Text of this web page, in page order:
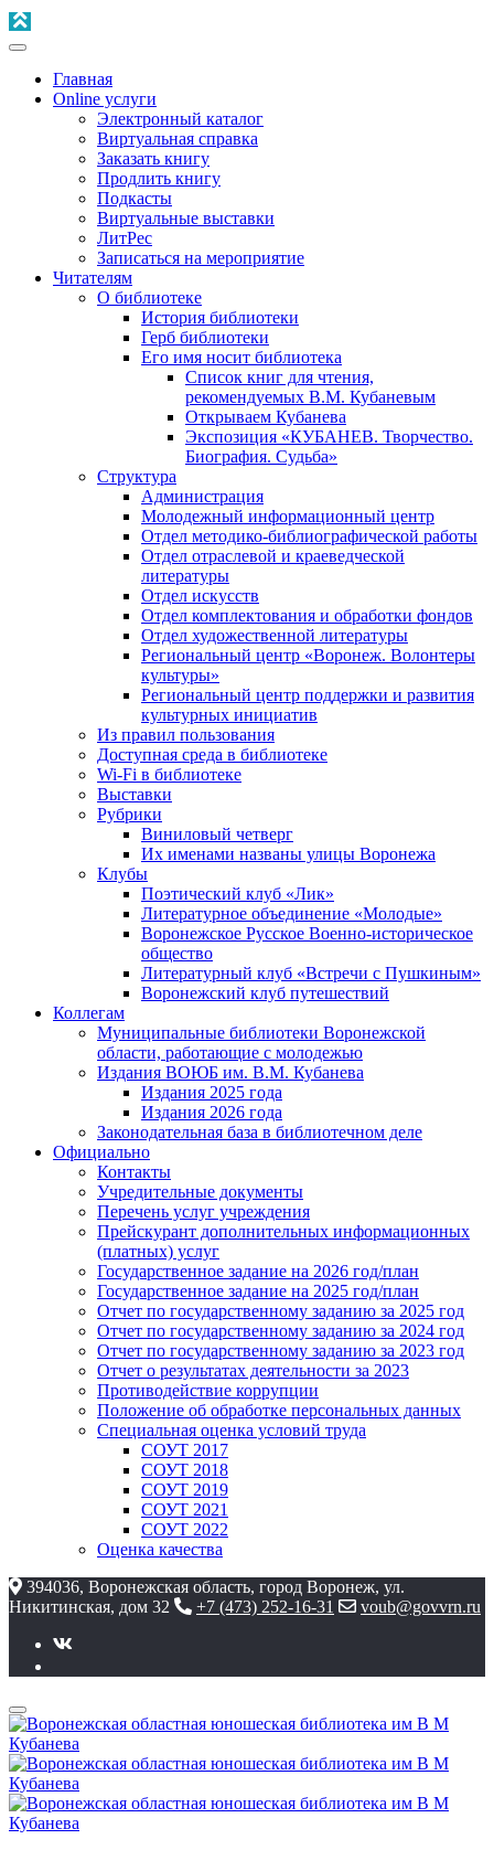
Главная
Online услуги
Электронный каталог
Виртуальная справка
Заказать книгу
Продлить книгу
Подкасты
Виртуальные выставки
ЛитРес
Записаться на мероприятие
Читателям
О библиотеке
История библиотеки
Герб библиотеки
Его имя носит библиотека
Список книг для чтения,
рекомендуемых В.М. Кубаневым
Открываем Кубанева
Экспозиция «КУБАНЕВ. Творчество.
Биография. Судьба»
Структура
Администрация
Молодежный информационный центр
Отдел методико-библиографической работы
Отдел отраслевой и краеведческой
литературы
Отдел искусств
Отдел комплектования и обработки фондов
Отдел художественной литературы
Региональный центр «Воронеж. Волонтеры
культуры»
Региональный центр поддержки и развития
культурных инициатив
Из правил пользования
Доступная среда в библиотеке
Wi-Fi в библиотеке
Выставки
Рубрики
Виниловый четверг
Их именами названы улицы Воронежа
Клубы
Поэтический клуб «Лик»
Литературное объединение «Молодые»
Воронежское Русское Военно-историческое
общество
Литературный клуб «Встречи с Пушкиным»
Воронежский клуб путешествий
Коллегам
Муниципальные библиотеки Воронежской
области, работающие с молодежью
Издания ВОЮБ им. В.М. Кубанева
Издания 2025 года
Издания 2026 года
Законодательная база в библиотечном деле
Официально
Контакты
Учредительные документы
Перечень услуг учреждения
Прейскурант дополнительных информационных
(платных) услуг
Государственное задание на 2026 год/план
Государственное задание на 2025 год/план
Отчет по государственному заданию за 2025 год
Отчет по государственному заданию за 2024 год
Отчет по государственному заданию за 2023 год
Отчет о результатах деятельности за 2023
Противодействие коррупции
Положение об обработке персональных данных
Специальная оценка условий труда
СОУТ 2017
СОУТ 2018
СОУТ 2019
СОУТ 2021
СОУТ 2022
Оценка качества
394036, Воронежская область, город Воронеж, ул.
Никитинская, дом 32
+7 (473) 252-16-31 voub@govvrn.ru